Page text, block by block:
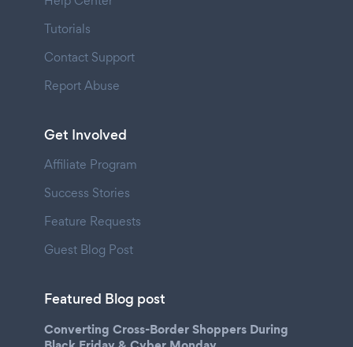
Tutorials
Contact Support
Report Abuse
Get Involved
Affiliate Program
Success Stories
Feature Requests
Guest Blog Post
Featured Blog post
Converting Cross-Border Shoppers During